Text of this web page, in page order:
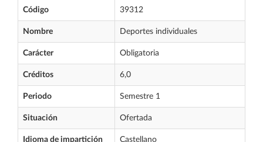
Código 39312
Nombre Deportes individuales
Carácter Obligatoria
Créditos 6,0
Periodo Semestre 1
Situación Ofertada
Idioma de impartición Castellano